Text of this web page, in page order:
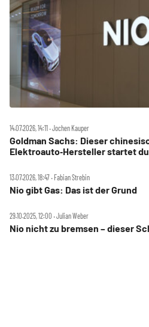
14.07.2026, 14:11 ‧ Jochen Kauper
Goldman Sachs: Dieser
Elektroauto‑Hersteller startet
13.07.2026, 18:47 ‧ Fabian Strebin
Nio gibt Gas: Das ist der Grund
29.10.2025, 12:00 ‧ Julian Weber
Nio nicht zu bremsen – dieser